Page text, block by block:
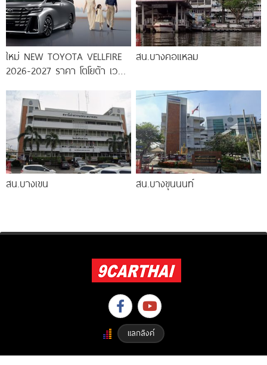
ใหม่ NEW TOYOTA VELLFIRE
2026-2027 ราคา โตโยต้า เวล
สน.บางคอแหลม
สน.บางเขน สน.บางขุนนนท์
แลกลิงค์